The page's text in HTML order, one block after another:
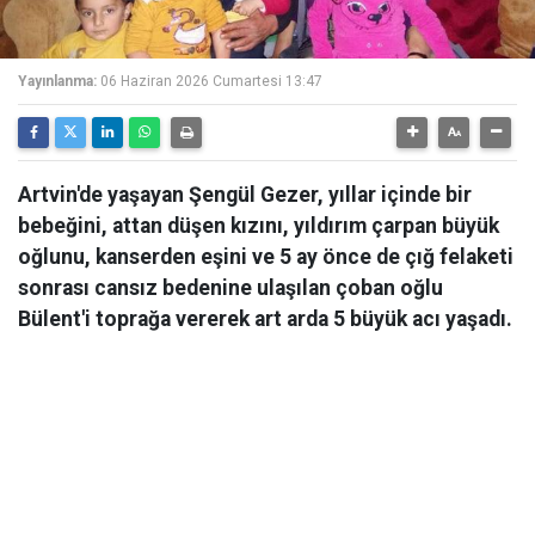
Yayınlanma: 06 Haziran 2026 Cumartesi 13:47
Artvin'de yaşayan Şengül Gezer, yıllar içinde bir
bebeğini, attan düşen kızını, yıldırım çarpan büyük
oğlunu, kanserden eşini ve 5 ay önce de çığ felaketi
sonrası cansız bedenine ulaşılan çoban oğlu
Bülent'i toprağa vererek art arda 5 büyük acı yaşadı.